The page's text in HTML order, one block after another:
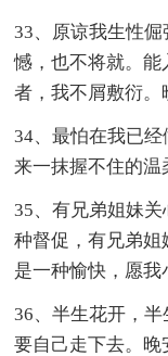
33、原谅我生性
憾，也不将就。
者，我不屑敷衍。
34、最怕在我已
来一抹握不住的温
35、有兄弟姐妹
种督促，有兄弟
是一种愉快，愿我
36、半生花开，
要自己走下去。晚